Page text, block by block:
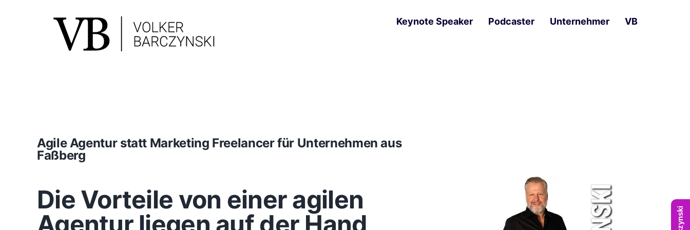
Keynote Speaker Podcaster Unternehmer VB
Agile Agentur statt Marketing Freelancer für Unternehmen aus
Faßberg
Die Vorteile von einer agilen
Agentur liegen auf der Hand